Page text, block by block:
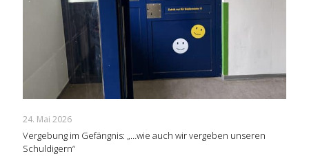
24. Mai 2026
Vergebung im Gefängnis: „…wie auch wir vergeben unseren
Schuldigern“